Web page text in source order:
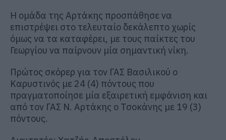
Η ομάδα της Αρτάκης προσπάθησε να
επιστρέψει στο τελευταίο δεκάλεπτο χωρίς
όμως να τα καταφέρει, με τους παίκτες του
Γεωργίου να παίρνουν μία σημαντική νίκη.
Πρώτος σκόρερ για τον ΓΑΣ Βασιλικού ο
Καρυστινός με 24 (4) πόντους που
πραγματοποίησε μία εξαιρετική εμφάνιση και
από τον ΓΑΣ Ν. Αρτάκης ο Τσοκάνης με 19 (3)
πόντους.